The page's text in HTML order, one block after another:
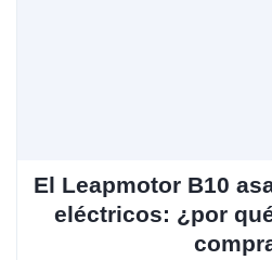
El Leapmotor B10
eléctricos: ¿por